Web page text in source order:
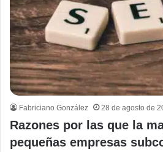
Fabriciano González 28 de agosto de
Razones por las que la
pequeñas empresas